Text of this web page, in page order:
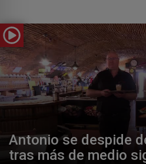
Antonio se despide
tras más de medio